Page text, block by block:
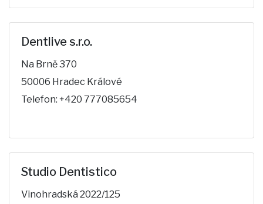
Dentlive s.r.o.
Na Brně 370
50006 Hradec Králové
Telefon: +420 777085654
Studio Dentistico
Vinohradská 2022/125